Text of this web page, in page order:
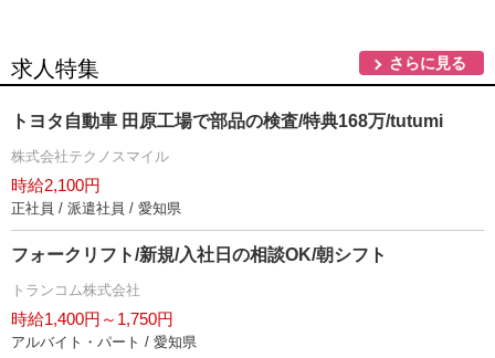
求人特集 さらに見る
トヨタ自動車 田原工場で部品の検査/特典168万/tutumi
株式会社テクノスマイル
時給2,100円
正社員 / 派遣社員 / 愛知県
フォークリフト/新規/入社日の相談OK/朝シフト
トランコム株式会社
時給1,400円～1,750円
アルバイト・パート / 愛知県